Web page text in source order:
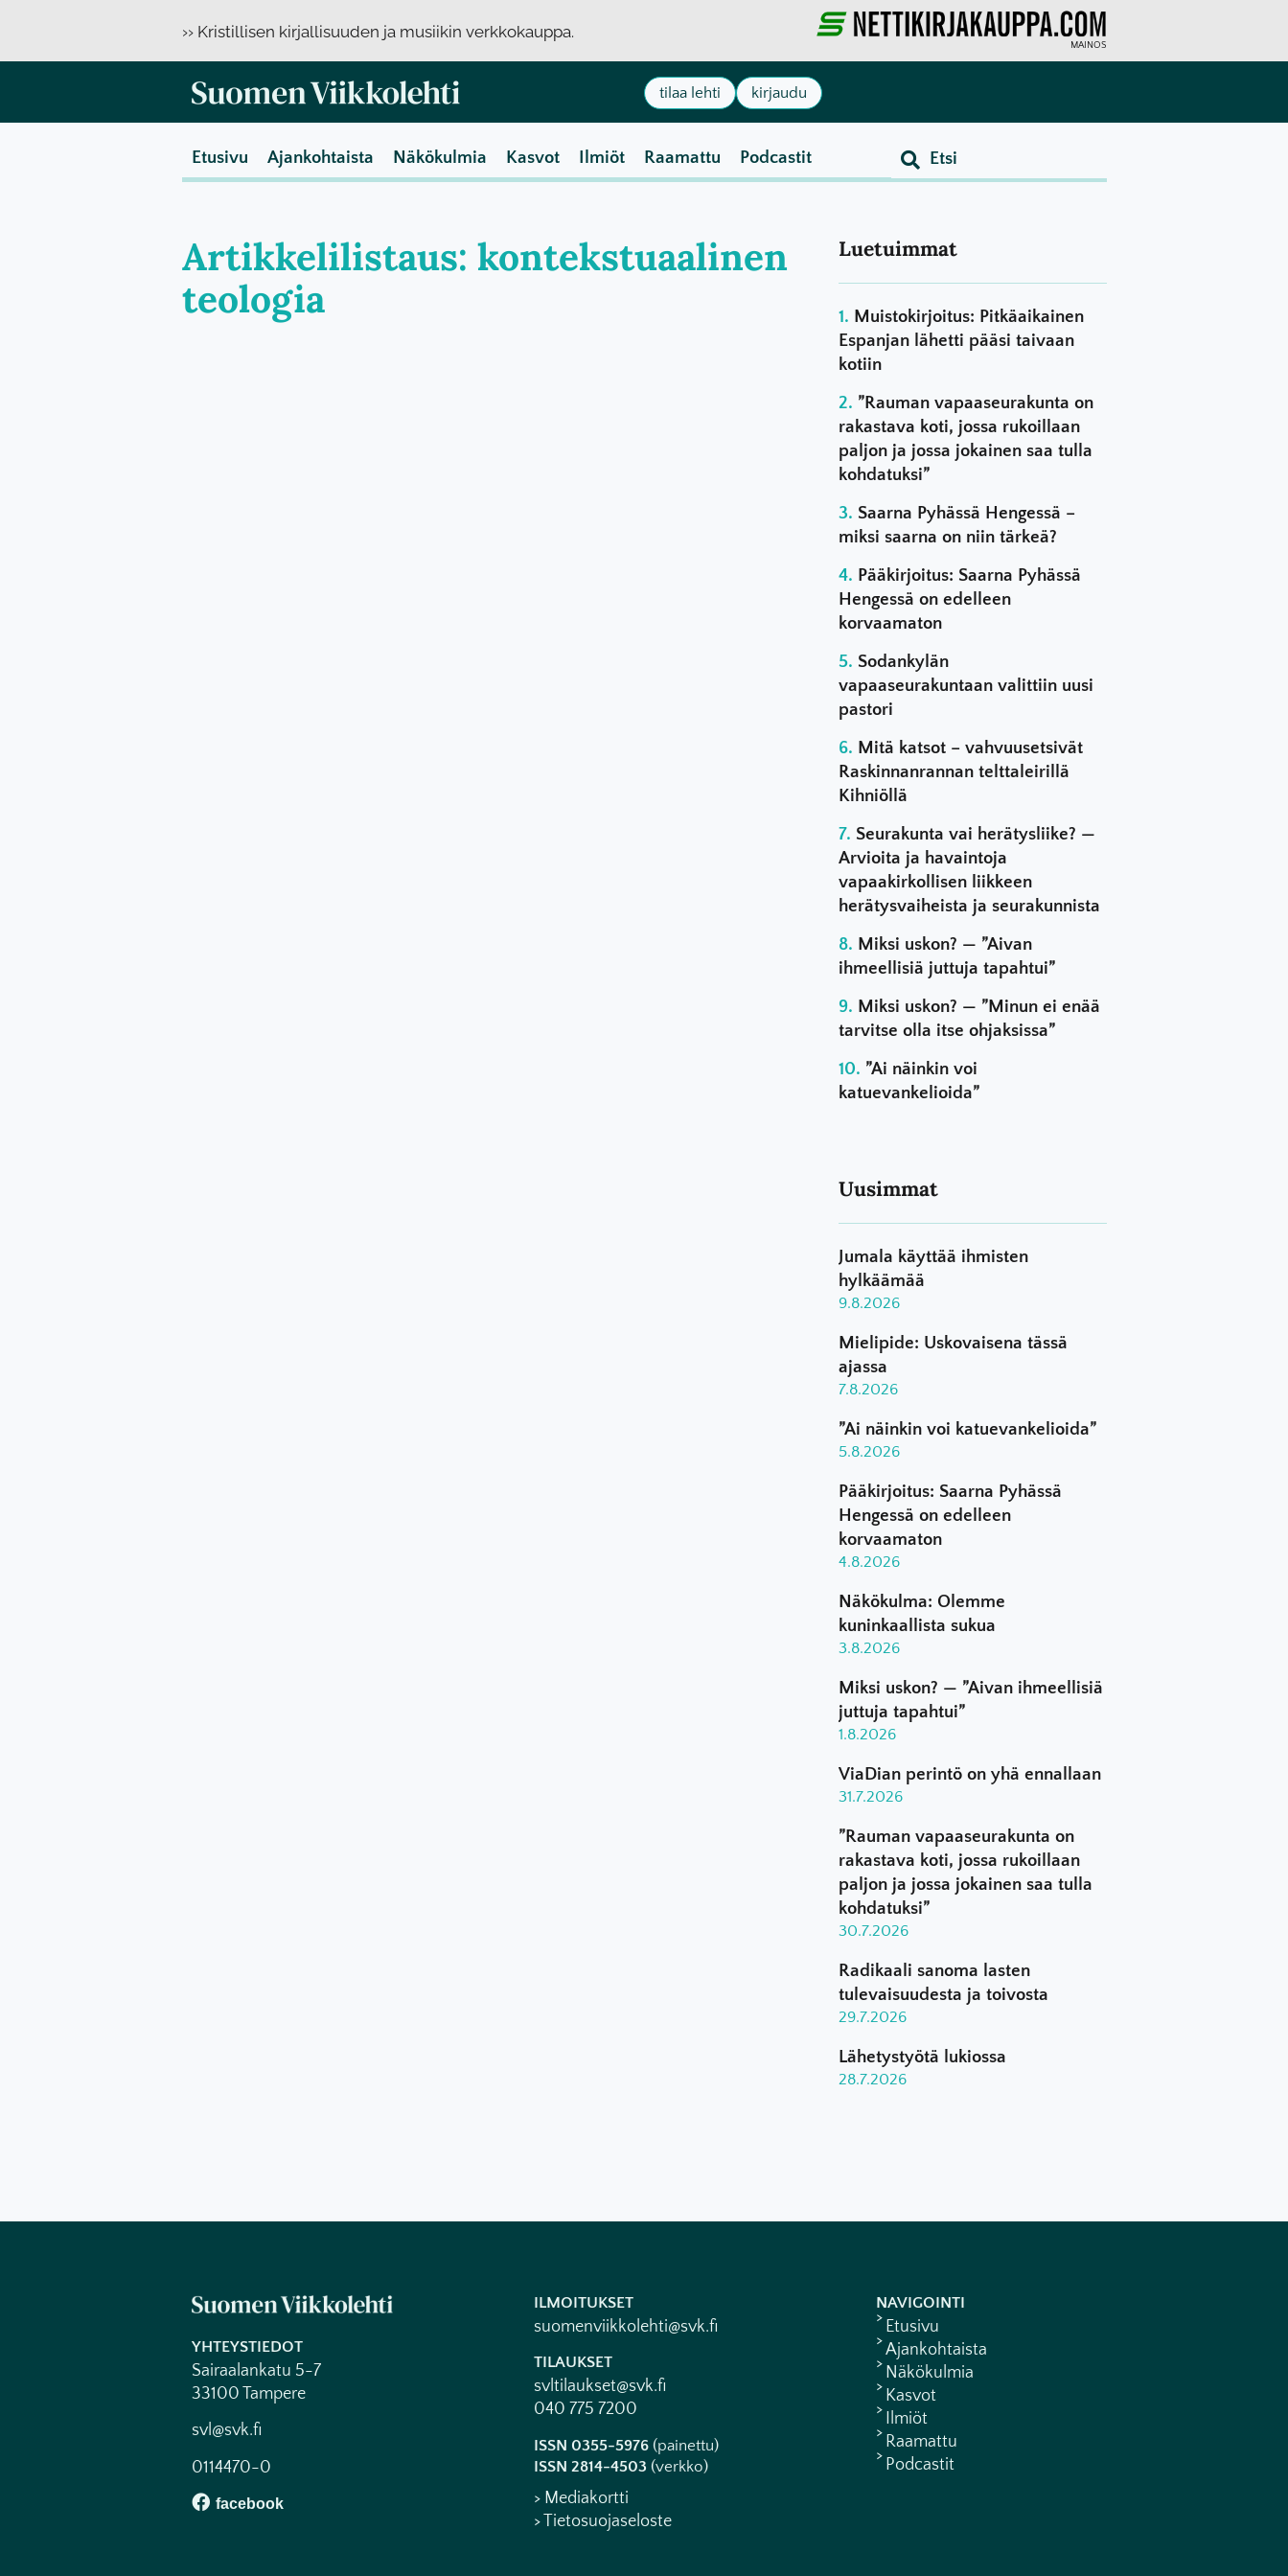
›› Kristillisen kirjallisuuden ja musiikin verkkokauppa.
MAINOS
tilaa lehti kirjaudu
Etusivu Ajankohtaista Näkökulmia Kasvot Ilmiöt Raamattu Podcastit
Artikkelilistaus: kontekstuaalinen
teologia
Luetuimmat
Muistokirjoitus: Pitkäaikainen
Espanjan lähetti pääsi taivaan
kotiin
”Rauman vapaaseurakunta on
rakastava koti, jossa rukoillaan
paljon ja jossa jokainen saa tulla
kohdatuksi”
Saarna Pyhässä Hengessä –
miksi saarna on niin tärkeä?
Pääkirjoitus: Saarna Pyhässä
Hengessä on edelleen
korvaamaton
Sodankylän
vapaaseurakuntaan valittiin uusi
pastori
Mitä katsot – vahvuusetsivät
Raskinnanrannan telttaleirillä
Kihniöllä
Seurakunta vai herätysliike? —
Arvioita ja havaintoja
vapaakirkollisen liikkeen
herätysvaiheista ja seurakunnista
Miksi uskon? — ”Aivan
ihmeellisiä juttuja tapahtui”
Miksi uskon? — ”Minun ei enää
tarvitse olla itse ohjaksissa”
”Ai näinkin voi
katuevankelioida”
Uusimmat
Jumala käyttää ihmisten
hylkäämää
9.8.2026
Mielipide: Uskovaisena tässä
ajassa
7.8.2026
”Ai näinkin voi katuevankelioida”
5.8.2026
Pääkirjoitus: Saarna Pyhässä
Hengessä on edelleen
korvaamaton
4.8.2026
Näkökulma: Olemme
kuninkaallista sukua
3.8.2026
Miksi uskon? — ”Aivan ihmeellisiä
juttuja tapahtui”
1.8.2026
ViaDian perintö on yhä ennallaan
31.7.2026
”Rauman vapaaseurakunta on
rakastava koti, jossa rukoillaan
paljon ja jossa jokainen saa tulla
kohdatuksi”
30.7.2026
Radikaali sanoma lasten
tulevaisuudesta ja toivosta
29.7.2026
Lähetystyötä lukiossa
28.7.2026
YHTEYSTIEDOT
Sairaalankatu 5-7
33100 Tampere
svl@svk.fi
0114470-0
ILMOITUKSET
suomenviikkolehti@svk.fi
TILAUKSET
svltilaukset@svk.fi
040 775 7200
ISSN 0355-5976(painettu)
ISSN 2814-4503 (verkko)
> Mediakortti
> Tietosuojaseloste
NAVIGOINTI
Etusivu
Ajankohtaista
Näkökulmia
Kasvot
Ilmiöt
Raamattu
Podcastit